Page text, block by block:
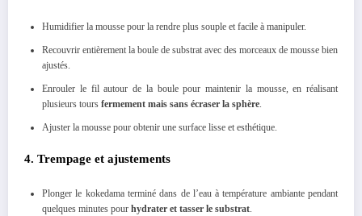
Humidifier la mousse pour la rendre plus souple et facile à manipuler.
Recouvrir entièrement la boule de substrat avec des morceaux de mousse bien
ajustés.
Enrouler le fil autour de la boule pour maintenir la mousse, en réalisant
plusieurs tours fermement mais sans écraser la sphère.
Ajuster la mousse pour obtenir une surface lisse et esthétique.
4. Trempage et ajustements
Plonger le kokedama terminé dans de l’eau à température ambiante pendant
quelques minutes pour hydrater et tasser le substrat.